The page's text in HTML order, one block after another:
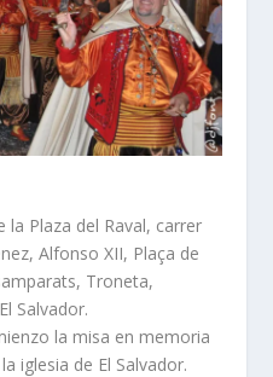
la Plaza del Raval, carrer
Alfonso XII, Plaça de
Troneta,
Salvador.
la misa en memoria
iglesia de El Salvador.